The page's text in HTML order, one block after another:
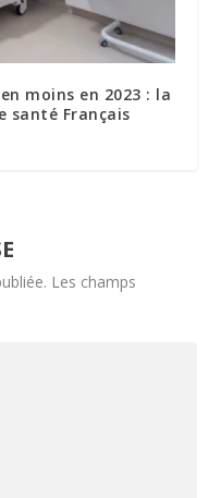
moins en 2023 : la
santé Français
Les champs